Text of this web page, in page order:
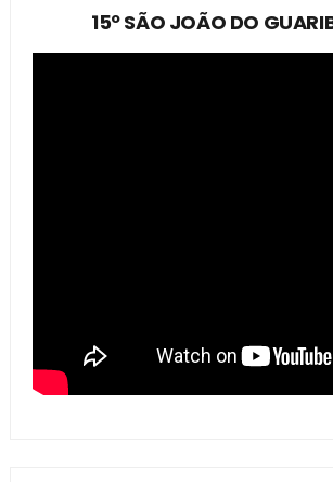
15º SÃO JOÃO DO